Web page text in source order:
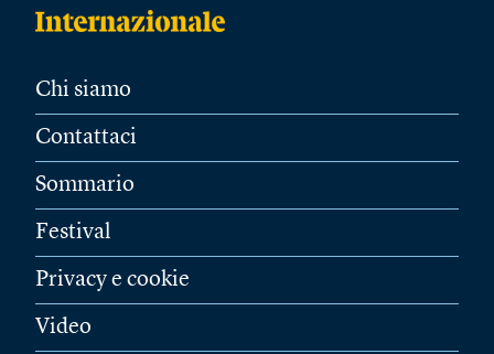
Chi siamo
Contattaci
Sommario
Festival
Privacy e cookie
Video